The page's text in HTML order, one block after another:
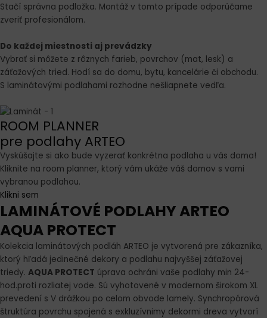
Stačí správna podložka. Montáž v tomto prípade odporúčame
zveriť profesionálom.
Do každej miestnosti aj prevádzky
Vybrať si môžete z rôznych farieb, povrchov (mat, lesk) a
záťažových tried. Hodí sa do domu, bytu, kancelárie či obchodu.
S laminátovými podlahami rozhodne nešliapnete vedľa.
ROOM PLANNER
pre podlahy ARTEO
Vyskúšajte si ako bude vyzerať konkrétna podlaha u vás doma!
Kliknite na room planner, ktorý vám ukáže váš domov s vami
vybranou podlahou.
Klikni sem
LAMINÁTOVÉ PODLAHY ARTEO
AQUA PROTECT
Kolekcia laminátových podláh ARTEO je vytvorená pre zákazníka,
ktorý hľadá jedinečné dekory a podlahu najvyššej záťažovej
triedy. AQUA PROTECT úprava ochráni vaše podlahy min 24-
hod.proti rozliatej vode. Sú vyhotovené v modernom širokom XL
prevedení s V drážkou po celom obvode lamely. Synchropórová
štruktúra povrchu spojená s exkluzívnimy dekormi dreva vytvorí